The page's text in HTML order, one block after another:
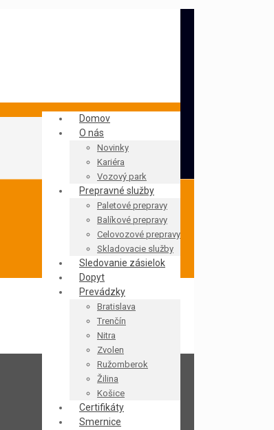
Domov
O nás
Novinky
Kariéra
Vozový park
Prepravné služby
Paletové prepravy
Balíkové prepravy
Celovozové prepravy
Skladovacie služby
Sledovanie zásielok
Dopyt
Prevádzky
Bratislava
Trenčín
Nitra
Zvolen
Ružomberok
Žilina
Košice
Certifikáty
Smernice